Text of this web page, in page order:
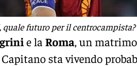
quale futuro per il centrocampista?
e la Roma, un
sta vivendo